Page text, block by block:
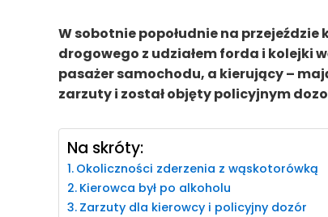
W sobotnie popołudnie na
drogowego z udziałem forda i kolejki
pasażer samochodu, a kierujący –
zarzuty i został objęty policyjnym
Na skróty:
Okoliczności zderzenia z wąskotorówką
Kierowca był po alkoholu
Zarzuty dla kierowcy i policyjny dozór